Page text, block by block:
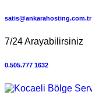
satis@ankarahosting.com.tr
7/24 Arayabilirsiniz
0.505.777 1632